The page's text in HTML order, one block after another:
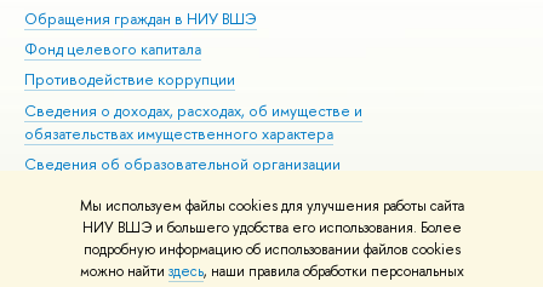
Мы используем файлы cookies для улучшения работы сайта
НИУ ВШЭ и большего удобства его использования. Более
подробную информацию об использовании файлов cookies
можно найти здесь, наши правила обработки персональных
Обращения граждан в НИУ ВШЭ
Фонд целевого капитала
Противодействие коррупции
Сведения о доходах, расходах, об имуществе и
обязательствах имущественного характера
Сведения об образовательной организации
Людям с ограниченными возможностями здоровья
Единая платежная страница
Работа в Вышке